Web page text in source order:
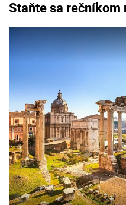
Staňte sa rečníkom